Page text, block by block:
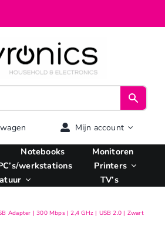
Mijn account
Notebooks
Monitoren
werkstations
Printers
TV’s
Adapter | 300 Mbps | 2,4 GHz | USB 2.0 | Zwart